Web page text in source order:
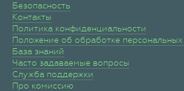
Безопасность
Контакты
Политика конфиденциальности
Положение об обработке
База знаний
Часто задаваемые вопросы
Служба поддержки
Про комиссию